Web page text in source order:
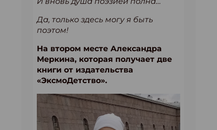
Да, только здесь могу я быть
поэтом!
На втором месте Александра
Меркина, которая получает две
книги от издательства
«ЭксмоДетство».